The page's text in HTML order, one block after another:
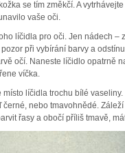
se tím změkčí. A
vaše oči.
líčidla pro oči. Jen nádech –
při vybírání barvy a
očí. Naneste líčidlo opatrně
víčka.
místo líčidla trochu bílé
černé, nebo tmavohnědé.
řasy a obočí příliš tmavě,